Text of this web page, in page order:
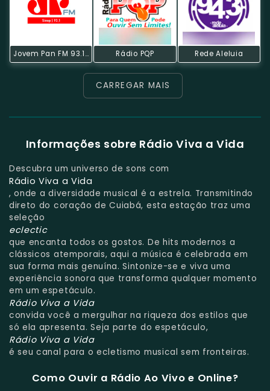
Jovem Pan FM 93.1 Sinop Rádio PQP Rede Aleluia
CARREGAR MAIS
Informações sobre Rádio Viva a Vida
Descubra um universo de sons com
Rádio Viva a Vida
, onde a diversidade musical é a estrela. Transmitindo
direto do coração de Cuiabá, esta estação traz uma
seleção
eclectic
que encanta todos os gostos. De hits modernos a
clássicos atemporais, aqui a música é celebrada em
sua forma mais genuína. Sintonize-se e viva uma
experiência sonora que transforma qualquer momento
em um espetáculo.
Rádio Viva a Vida
convida você a mergulhar na riqueza dos estilos que
só ela apresenta. Seja parte do espetáculo,
Rádio Viva a Vida
é seu canal para o ecletismo musical sem fronteiras.
Como Ouvir a Rádio Ao Vivo e Online?